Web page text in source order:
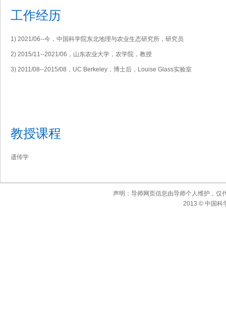
工作经历
1) 2021/06--今，中国科学院东北地理与农业生态研究所，研究员
2) 2015/11--2021/06，山东农业大学，农学院，教授
3) 2011/08--2015/08，UC Berkeley，博士后，Louise Glass实验室
教授课程
遗传学
声明：导师网页信息由导师个人维护，仅
2013 © 中国科